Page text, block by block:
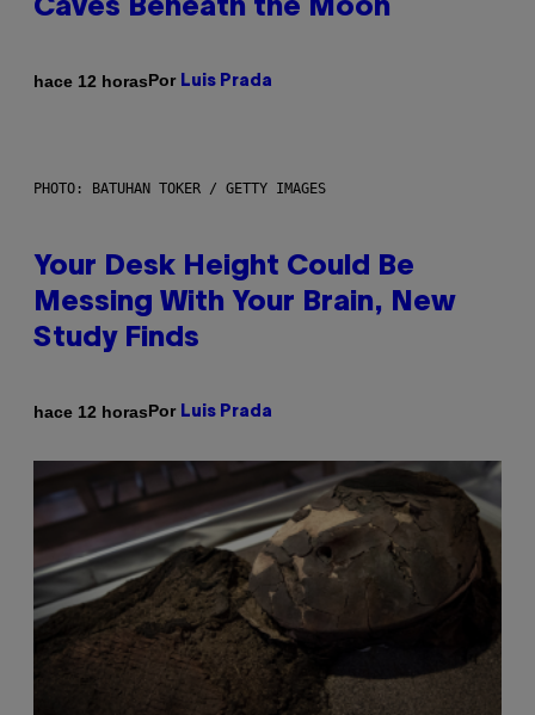
Caves Beneath the Moon
hace 12 horasPor Luis Prada
PHOTO: BATUHAN TOKER / GETTY IMAGES
Your Desk Height Could Be
Messing With Your Brain, New
Study Finds
hace 12 horasPor Luis Prada